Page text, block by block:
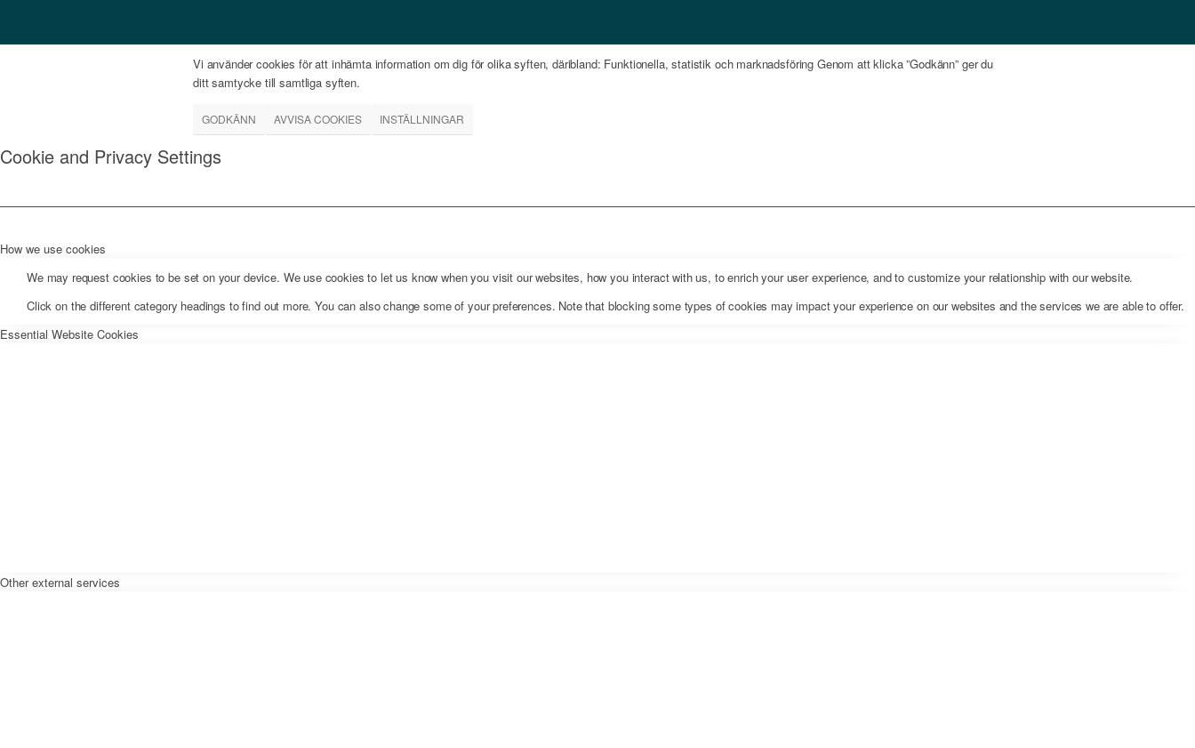
Vi använder cookies för att inhämta information om dig för olika syften, däribland: Funktionella, statistik och marknadsföring Genom att klicka ”Godkänn” ger du
ditt samtycke till samtliga syften.
GODKÄNN AVVISA COOKIES INSTÄLLNINGAR
Cookie and Privacy Settings
How we use cookies
We may request cookies to be set on your device. We use cookies to let us know when you visit our websites, how you interact with us, to enrich your user experience, and to customize your relationship with our website.
Click on the different category headings to find out more. You can also change some of your preferences. Note that blocking some types of cookies may impact your experience on our websites and the services we are able to offer.
Essential Website Cookies
Other external services